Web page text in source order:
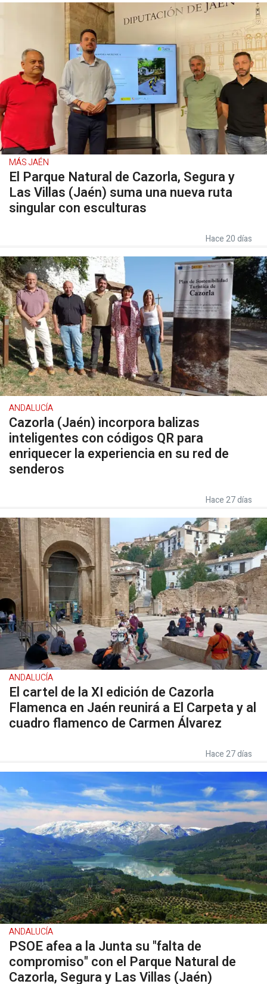
MÁS JAÉN
El Parque Natural de Cazorla, Segura y
Las Villas (Jaén) suma una nueva ruta
singular con esculturas
Hace 20 días
ANDALUCÍA
Cazorla (Jaén) incorpora balizas
inteligentes con códigos QR para
enriquecer la experiencia en su red de
senderos
Hace 27 días
ANDALUCÍA
El cartel de la XI edición de Cazorla
Flamenca en Jaén reunirá a El Carpeta y al
cuadro flamenco de Carmen Álvarez
Hace 27 días
ANDALUCÍA
PSOE afea a la Junta su "falta de
compromiso" con el Parque Natural de
Cazorla, Segura y Las Villas (Jaén)